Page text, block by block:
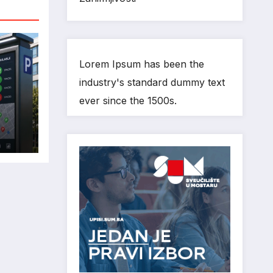
Lorem Ipsum has been the
industry's standard dummy text
ever since the 1500s.